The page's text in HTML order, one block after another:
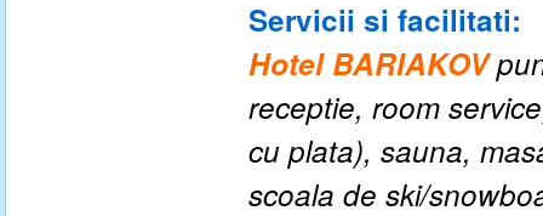
Servicii si facilitati:
Hotel BARIAKOV
receptie, room
cu plata), sauna,
scoala de ski/